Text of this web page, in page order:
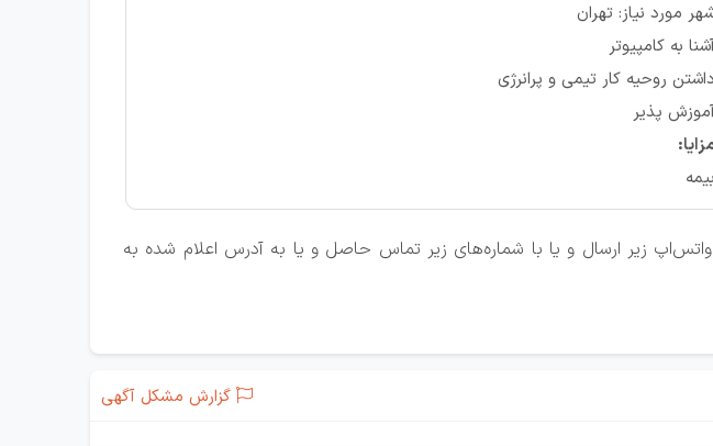
مورد نیاز: تهران
به کامپیوتر
داشتن روحیه کار تیمی و پرانرژی
پذیر
بیمه
زیر ارسال و یا با شماره‌های زیر تماس حاصل و یا به آدرس اعلام شده به
گزارش مشکل آگهی